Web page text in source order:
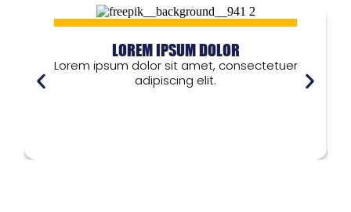
LOREM IPSUM DOLOR
Lorem ipsum dolor sit amet, consectetuer
adipiscing elit.